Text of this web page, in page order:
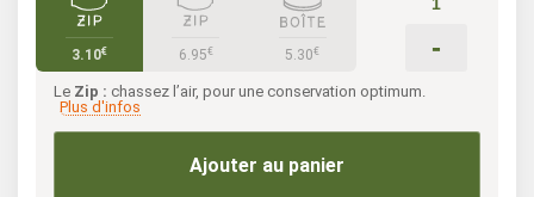
3.10€
Le Zip : chassez l’air, pour une conservation optimum.
Plus d'infos
6.95€ 5.30€ -
Ajouter au panier